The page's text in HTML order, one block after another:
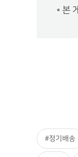
본
#정기배송